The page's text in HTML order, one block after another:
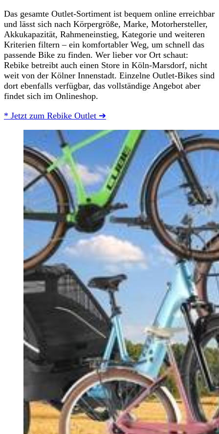
Das gesamte Outlet-Sortiment ist bequem online erreichbar
und lässt sich nach Körpergröße, Marke, Motorhersteller,
Akkukapazität, Rahmeneinstieg, Kategorie und weiteren
Kriterien filtern – ein komfortabler Weg, um schnell das
passende Bike zu finden. Wer lieber vor Ort schaut:
Rebike betreibt auch einen Store in Köln-Marsdorf, nicht
weit von der Kölner Innenstadt. Einzelne Outlet-Bikes sind
dort ebenfalls verfügbar, das vollständige Angebot aber
findet sich im Onlineshop.
* Jetzt zum Rebike Outlet ➔